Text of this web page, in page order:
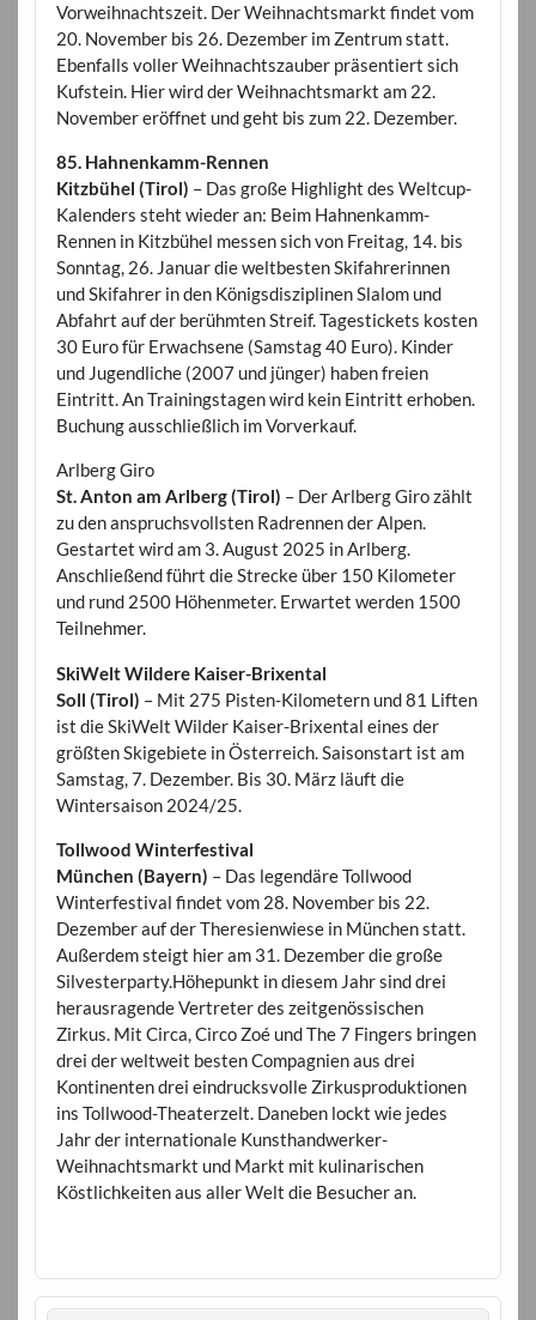
Vorweihnachtszeit. Der Weihnachtsmarkt findet vom
20. November bis 26. Dezember im Zentrum statt.
Ebenfalls voller Weihnachtszauber präsentiert sich
Kufstein. Hier wird der Weihnachtsmarkt am 22.
November eröffnet und geht bis zum 22. Dezember.
85. Hahnenkamm-Rennen
Kitzbühel (Tirol) – Das große Highlight des Weltcup-
Kalenders steht wieder an: Beim Hahnenkamm-
Rennen in Kitzbühel messen sich von Freitag, 14. bis
Sonntag, 26. Januar die weltbesten Skifahrerinnen
und Skifahrer in den Königsdisziplinen Slalom und
Abfahrt auf der berühmten Streif. Tagestickets kosten
30 Euro für Erwachsene (Samstag 40 Euro). Kinder
und Jugendliche (2007 und jünger) haben freien
Eintritt. An Trainingstagen wird kein Eintritt erhoben.
Buchung ausschließlich im Vorverkauf.
Arlberg Giro
St. Anton am Arlberg (Tirol) – Der Arlberg Giro zählt
zu den anspruchsvollsten Radrennen der Alpen.
Gestartet wird am 3. August 2025 in Arlberg.
Anschließend führt die Strecke über 150 Kilometer
und rund 2500 Höhenmeter. Erwartet werden 1500
Teilnehmer.
SkiWelt Wildere Kaiser-Brixental
Soll (Tirol) – Mit 275 Pisten-Kilometern und 81 Liften
ist die SkiWelt Wilder Kaiser-Brixental eines der
größten Skigebiete in Österreich. Saisonstart ist am
Samstag, 7. Dezember. Bis 30. März läuft die
Wintersaison 2024/25.
Tollwood Winterfestival
München (Bayern) – Das legendäre Tollwood
Winterfestival findet vom 28. November bis 22.
Dezember auf der Theresienwiese in München statt.
Außerdem steigt hier am 31. Dezember die große
Silvesterparty.Höhepunkt in diesem Jahr sind drei
herausragende Vertreter des zeitgenössischen
Zirkus. Mit Circa, Circo Zoé und The 7 Fingers bringen
drei der weltweit besten Compagnien aus drei
Kontinenten drei eindrucksvolle Zirkusproduktionen
ins Tollwood-Theaterzelt. Daneben lockt wie jedes
Jahr der internationale Kunsthandwerker-
Weihnachtsmarkt und Markt mit kulinarischen
Köstlichkeiten aus aller Welt die Besucher an.